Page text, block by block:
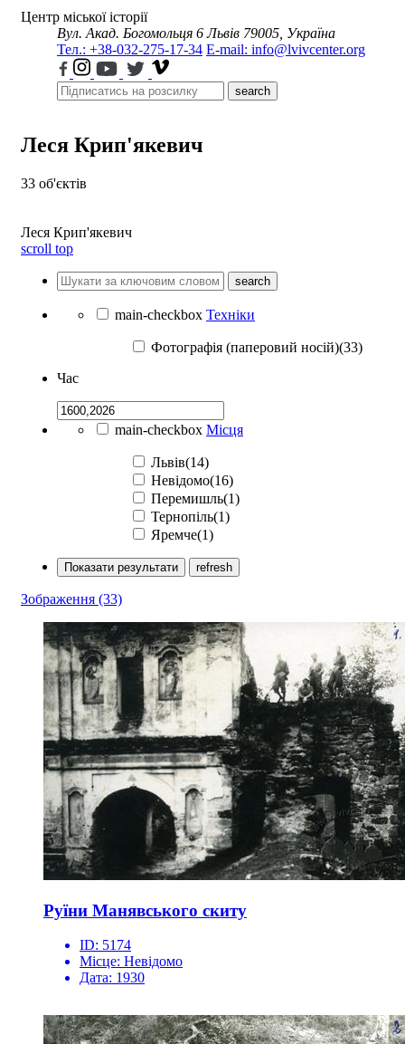
Центр міської історії
Вул. Акад. Богомольця 6 Львів 79005, Україна
Тел.: +38-032-275-17-34 E-mail: info@lvivcenter.org
search
Леся Крип'якевич
33 об'єктів
Леся Крип'якевич
scroll top
search
main-checkbox Техніки
Фотографія (паперовий носій)(33)
Час
main-checkbox Місця
Львів(14)
Невідомо(16)
Перемишль(1)
Тернопіль(1)
Яремче(1)
Показати результати refresh
Зображення (33)
Руїни Манявського скиту
ID: 5174
Місце: Невідомо
Дата: 1930